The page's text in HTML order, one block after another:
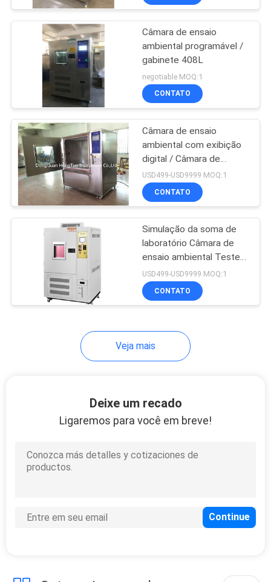
Câmara de ensaio
ambiental programável /
gabinete 408L
negotiable MOQ:1
CONTATO
Câmara de ensaio
ambiental com exibição
digital / Câmara de
ensaio à prova de areia e
poeira
USD499-USD9999 MOQ:1
CONTATO
Simulação da soma de
laboratório Câmara de
ensaio ambiental Teste
de envelhecimento
acelerado da lâmpada de
xenônio
USD499-USD9999 MOQ:1
CONTATO
Veja mais
Deixe um recado
Ligaremos para você em breve!